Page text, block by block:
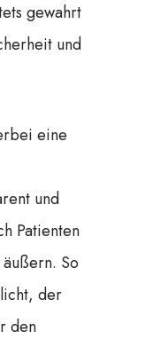
gewahrt
und
eine
und
Patienten
So
der
den